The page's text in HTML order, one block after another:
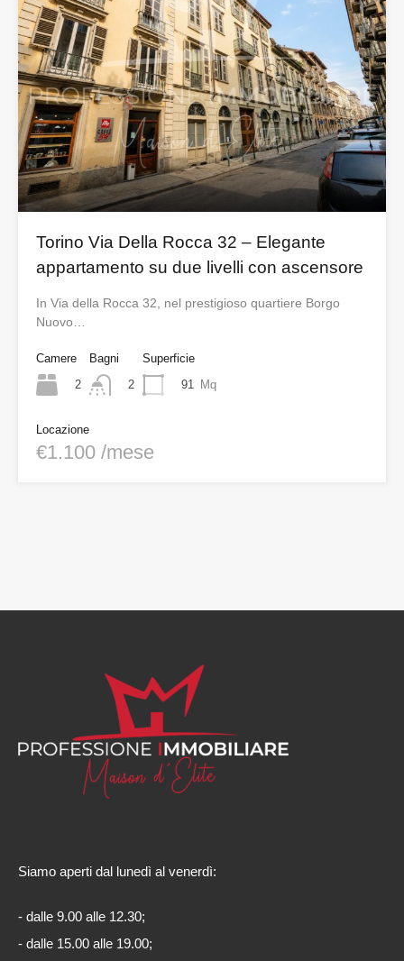
Torino Via Della Rocca 32 – Elegante
appartamento su due livelli con ascensore
In Via della Rocca 32, nel prestigioso quartiere Borgo
Nuovo…
Camere
2
Bagni
2
Superficie
91
Mq
Locazione
€1.100 /mese
Siamo aperti dal lunedì al venerdì:
- dalle 9.00 alle 12.30;
- dalle 15.00 alle 19.00;